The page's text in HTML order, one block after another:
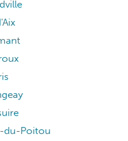
du-Poitou